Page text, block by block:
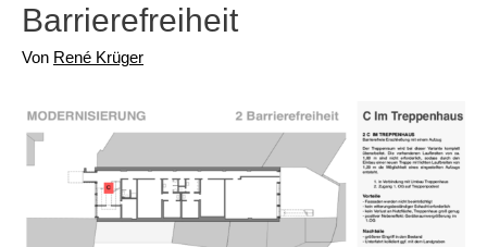
Barrierefreiheit
Von René Krüger